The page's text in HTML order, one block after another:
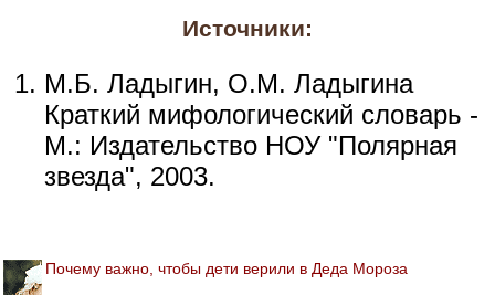
Источники:
М.Б. Ладыгин, О.М. Ладыгина
Краткий мифологический словарь -
М.: Издательство НОУ "Полярная
звезда", 2003.
Почему важно, чтобы дети верили в Деда Мороза